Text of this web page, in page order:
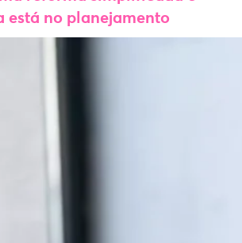
está no planejamento